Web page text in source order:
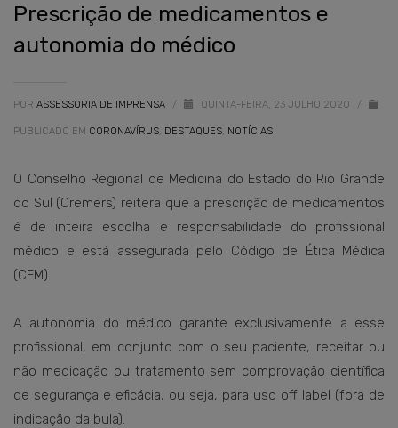
Prescrição de medicamentos e
autonomia do médico
POR ASSESSORIA DE IMPRENSA / QUINTA-FEIRA, 23 JULHO 2020 /
PUBLICADO EM CORONAVÍRUS, DESTAQUES, NOTÍCIAS
O Conselho Regional de Medicina do Estado do Rio Grande
do Sul (Cremers) reitera que a prescrição de medicamentos
é de inteira escolha e responsabilidade do profissional
médico e está assegurada pelo Código de Ética Médica
(CEM).
A autonomia do médico garante exclusivamente a esse
profissional, em conjunto com o seu paciente, receitar ou
não medicação ou tratamento sem comprovação científica
de segurança e eficácia, ou seja, para uso off label (fora de
indicação da bula).